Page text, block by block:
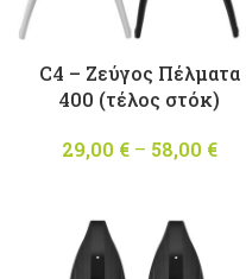
C4 – Ζεύγος Πέλματα
400 (τέλος στόκ)
29,00 € – 58,00 €